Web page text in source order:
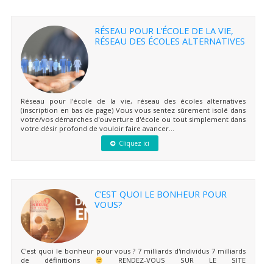
RÉSEAU POUR L’ÉCOLE DE LA VIE,
RÉSEAU DES ÉCOLES ALTERNATIVES
Réseau pour l'école de la vie, réseau des écoles alternatives
(inscription en bas de page) Vous vous sentez sûrement isolé dans
votre/vos démarches d'ouverture d'école ou tout simplement dans
votre désir profond de vouloir faire avancer...
Cliquez ici
C’EST QUOI LE BONHEUR POUR
VOUS?
C'est quoi le bonheur pour vous ? 7 milliards d'individus 7 milliards
de définitions
RENDEZ-VOUS SUR LE SITE